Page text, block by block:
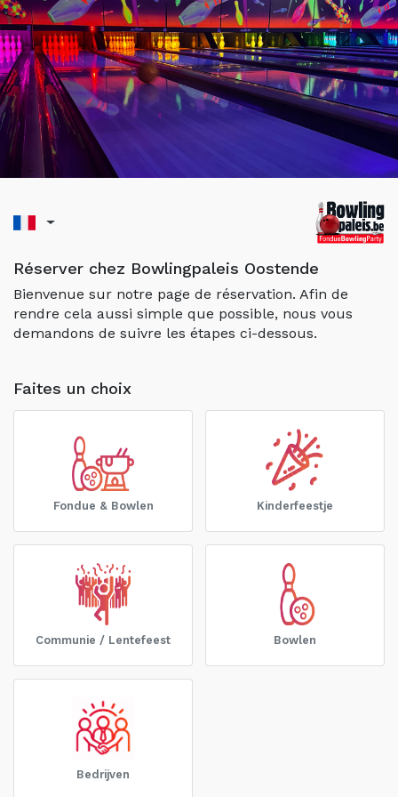
Réserver chez Bowlingpaleis Oostende
Bienvenue sur notre page de réservation. Afin de
rendre cela aussi simple que possible, nous vous
demandons de suivre les étapes ci-dessous.
Faites un choix
Fondue & Bowlen Kinderfeestje
Communie / Lentefeest Bowlen
Bedrijven